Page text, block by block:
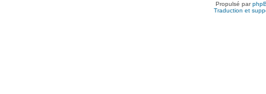
Propulsé par
Traduction et